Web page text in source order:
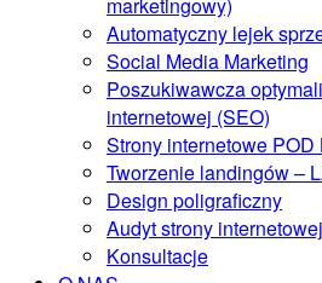
Automatyczny lejek
Social Media Marketing
Poszukiwawcza
internetowej (SEO)
Strony internetowe POD
Tworzenie landingów –
Design poligraficzny
Audyt strony internetowej
Konsultacje